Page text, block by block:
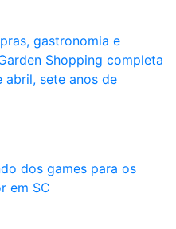
gastronomia e
Shopping completa
abril, sete anos de
dos games para os
em SC